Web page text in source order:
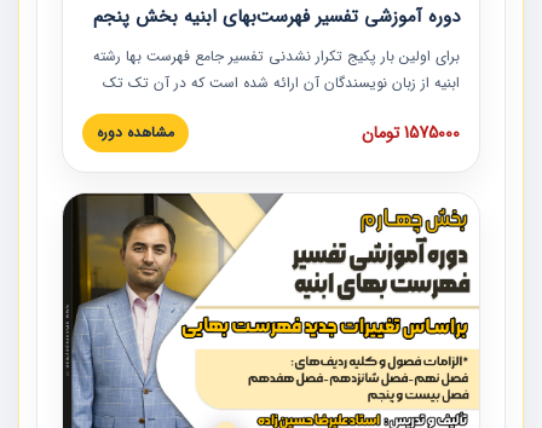
دوره آموزشی تفسیر فهرست‌بهای ابنیه بخش پنجم
برای اولین بار پکیج تکرار نشدنی تفسیر جامع فهرست بها رشته
ابنیه از زبان نویسندگان آن ارائه شده است که در آن تک تک
ردیف ها و مطالب فهرست بها تفسیر و ارائه شده است. این
دوره به صورت کامل تصویری بوده و به همراه تصاویر عملیات
دوره با کلام مهندس علیرضاحسین‌زاده مدیر پروژه مهندسی
مشاور در امر بازنگری فهرست بها رشته ابنیه ارائه شده و به تمام
همکارانی که در حوزه صنعت ساخت در حال فعالیت هستند حتما
توصیه می کنیم از مطالب این دوره استفاده نمایند.
1575000 تومان مشاهده دوره